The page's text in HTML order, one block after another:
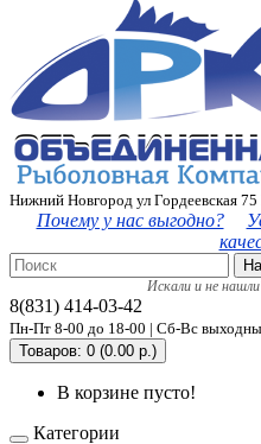
Нижний Новгород ул Гордеевская
Почему у нас выгодно?
Искали и не
8(831) 414-03-42
Пн-Пт 8-00 до 18-00 | Сб-Вс
Товаров: 0 (0.00 р.)
В корзине пусто!
Категории